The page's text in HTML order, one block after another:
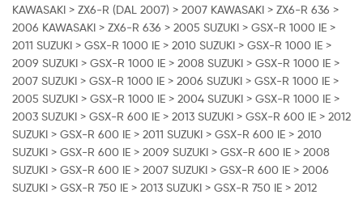
KAWASAKI > ZX6-R (DAL 2007) > 2007 KAWASAKI > ZX6-R 636 >
2006 KAWASAKI > ZX6-R 636 > 2005 SUZUKI > GSX-R 1000 IE >
2011 SUZUKI > GSX-R 1000 IE > 2010 SUZUKI > GSX-R 1000 IE >
2009 SUZUKI > GSX-R 1000 IE > 2008 SUZUKI > GSX-R 1000 IE >
2007 SUZUKI > GSX-R 1000 IE > 2006 SUZUKI > GSX-R 1000 IE >
2005 SUZUKI > GSX-R 1000 IE > 2004 SUZUKI > GSX-R 1000 IE >
2003 SUZUKI > GSX-R 600 IE > 2013 SUZUKI > GSX-R 600 IE > 2012
SUZUKI > GSX-R 600 IE > 2011 SUZUKI > GSX-R 600 IE > 2010
SUZUKI > GSX-R 600 IE > 2009 SUZUKI > GSX-R 600 IE > 2008
SUZUKI > GSX-R 600 IE > 2007 SUZUKI > GSX-R 600 IE > 2006
SUZUKI > GSX-R 750 IE > 2013 SUZUKI > GSX-R 750 IE > 2012